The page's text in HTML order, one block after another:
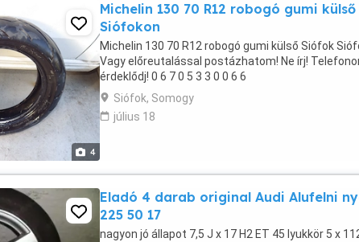
4
Michelin 130 70 R12 robogó gumi
Siófokon
Michelin 130 70 R12 robogó gumi külső Siófok
Vagy előreutalással postázhatom! Ne írj!
érdeklődj! 0 6 7 0 5 3 3 0 0 6 6
Siófok, Somogy
július 18
Eladó 4 darab original Audi Alufelni
225 50 17
nagyon jó állapot 7,5 J x 17 H2 ET 45 lyukkör 5 x